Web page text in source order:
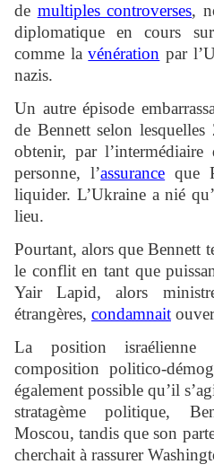
de multiples controverses,
diplomatique en cours
comme lavénération par
nazis.
Un autre épisode
de Bennett selon
obtenir, par
personne, l’assurance que
liquider. L’Ukraine a nié
lieu.
Pourtant, alors que Bennett
le conflit en tant que
Yair Lapid, alors
étrangères, condamnait
La position
composition politico-
également possible qu’il
stratagème politique,
Moscou, tandis que son
cherchait à rassurer